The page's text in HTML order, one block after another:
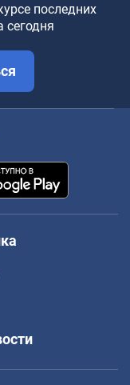
последних
сегодня